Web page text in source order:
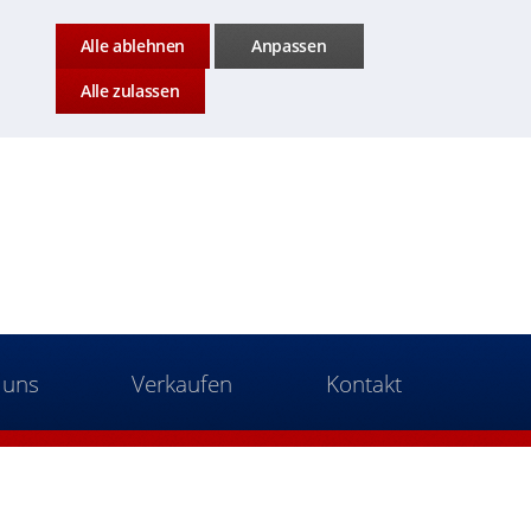
Alle ablehnen
Anpassen
Alle zulassen
Verkaufen Kontakt